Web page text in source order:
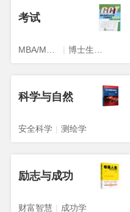
考试
|
科学与自然
安全科学 | 测绘学
励志与成功
财富智慧 | 成功学